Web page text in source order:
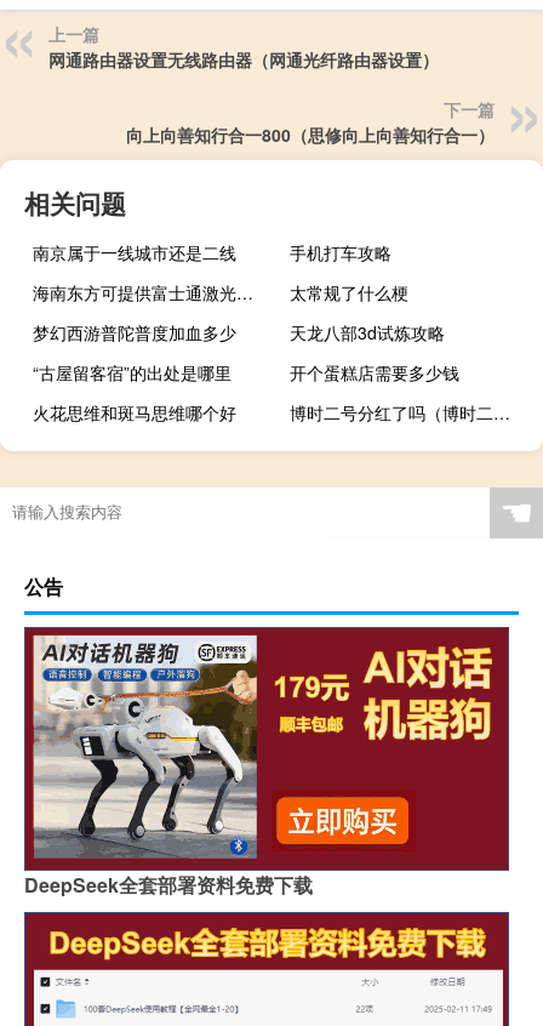
上一篇
网通路由器设置无线路由器（网通光纤路由器设置）
下一篇
向上向善知行合一800（思修向上向善知行合一）
相关问题
南京属于一线城市还是二线
手机打车攻略
海南东方可提供富士通激光打印机维修服务地址在哪
太常规了什么梗
梦幻西游普陀普度加血多少
天龙八部3d试炼攻略
“古屋留客宿”的出处是哪里
开个蛋糕店需要多少钱
火花思维和斑马思维哪个好
博时二号分红了吗（博时二号分红了吗）
☚
公告
DeepSeek全套部署资料免费下载